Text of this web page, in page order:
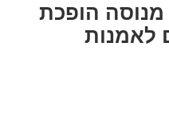
הופכת
לאמנות